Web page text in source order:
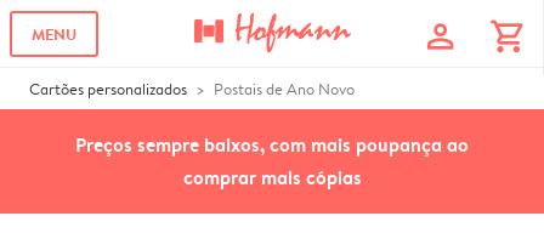
MENU profile shopping_cart
Cartões personalizados Postais de Ano Novo
Preços sempre baixos, com mais poupança ao
comprar mais cópias